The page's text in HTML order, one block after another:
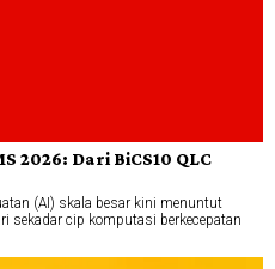
2026: Dari BiCS10 QLC
(AI) skala besar kini menuntut
sekadar cip komputasi berkecepatan